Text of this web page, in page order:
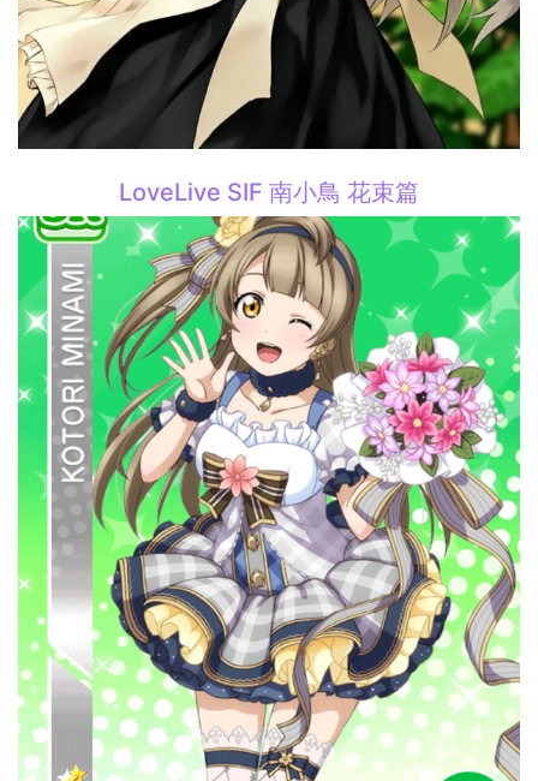
LoveLive SIF 南小鳥 花束篇